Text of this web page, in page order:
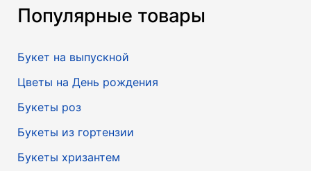
Популярные товары
Букет на выпускной
Цветы на День рождения
Букеты роз
Букеты из гортензии
Букеты хризантем